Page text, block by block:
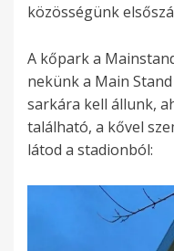
közösségünk
A kőpark a
nekünk a Main
sarkára kell állunk,
található, a kővel
látod a stadionból: